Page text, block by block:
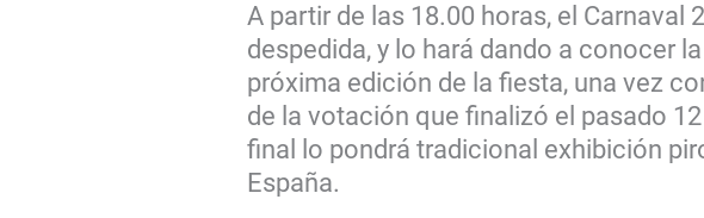
A partir de las 18.00 horas, el Carnaval
despedida, y lo hará dando a conocer
próxima edición de la fiesta, una vez
de la votación que finalizó el pasado
final lo pondrá tradicional exhibición
España.